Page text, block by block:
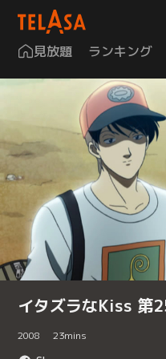
見放題 ランキング
イタズラなKiss 第
2008 23mins